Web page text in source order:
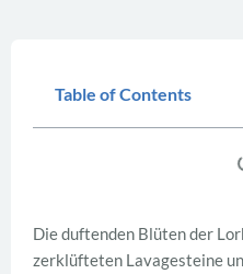
Table of Contents
Die duftenden Blüten der
zerklüfteten Lavagesteine